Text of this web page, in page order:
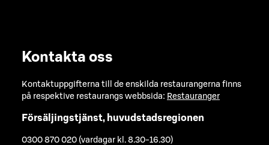
Kontakta oss
Kontaktuppgifterna till de enskilda restaurangerna finns
på respektive restaurangs webbsida: Restauranger
Försäljingstjänst, huvudstadsregionen
0300 870 020 (vardagar kl. 8.30-16.30)